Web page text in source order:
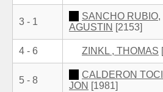
3 - 1
SANCHO RUBIO,
AGUSTIN [2153]
4 - 6 ZINKL , THOMAS
5 - 8
CALDERON
JON [1981]